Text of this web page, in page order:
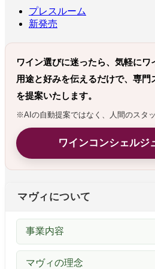
プレスルーム
新発売
ワイン選びに迷ったら、気軽にワ
用途と好みを伝えるだけで、専
を提案いたします。
※AIの自動提案ではなく、人間のスタ
ワインコンシェルジ
マヴィについて
事業内容
マヴィの理念